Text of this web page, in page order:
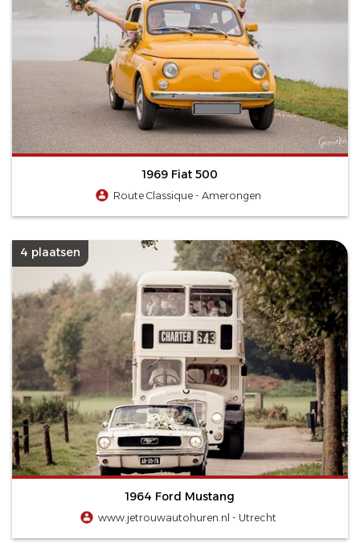
1969 Fiat 500
Route Classique - Amerongen
4 plaatsen
1964 Ford Mustang
www.jetrouwautohuren.nl - Utrecht